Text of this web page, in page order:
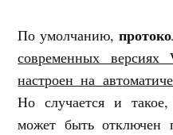
По умолчанию,
современных
настроен на
Но случается и
может быть отключен